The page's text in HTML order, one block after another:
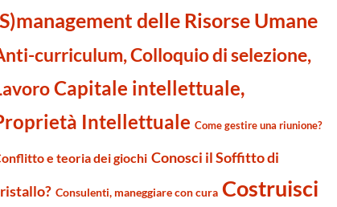
delle Risorse Umane
curriculum, Colloquio di selezione,
Capitale intellettuale,
Intellettuale Come gestire una riunione?
e teoria dei giochi Conosci il Soffitto di
Consulenti, maneggiare con cura Costruisci